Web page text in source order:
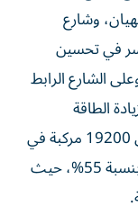
وشارع
في تحسين
الشارع الرابط
الطاقة
الاستيعابية من 6600 مركبة في الساعة إلى 19200 مركبة في
الساعة، وخفض زمن الانتظار على التقاطع بنسبة 55%، حيث